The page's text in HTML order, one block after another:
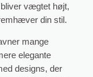
vægtet højt,
din stil.
mange
elegante
designs, der